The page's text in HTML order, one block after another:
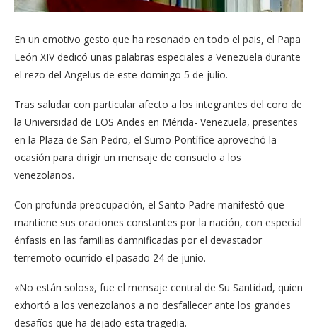
En un emotivo gesto que ha resonado en todo el pais, el Papa
León XIV dedicó unas palabras especiales a Venezuela durante
el rezo del Angelus de este domingo 5 de julio.
Tras saludar con particular afecto a los integrantes del coro de
la Universidad de LOS Andes en Mérida- Venezuela, presentes
en la Plaza de San Pedro, el Sumo Pontífice aprovechó la
ocasión para dirigir un mensaje de consuelo a los
venezolanos.
Con profunda preocupación, el Santo Padre manifestó que
mantiene sus oraciones constantes por la nación, con especial
énfasis en las familias damnificadas por el devastador
terremoto ocurrido el pasado 24 de junio.
«No están solos», fue el mensaje central de Su Santidad, quien
exhortó a los venezolanos a no desfallecer ante los grandes
desafíos que ha dejado esta tragedia.